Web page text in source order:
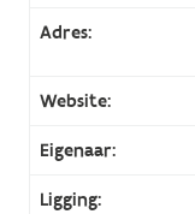
Adres:
Website:
Eigenaar:
Ligging: